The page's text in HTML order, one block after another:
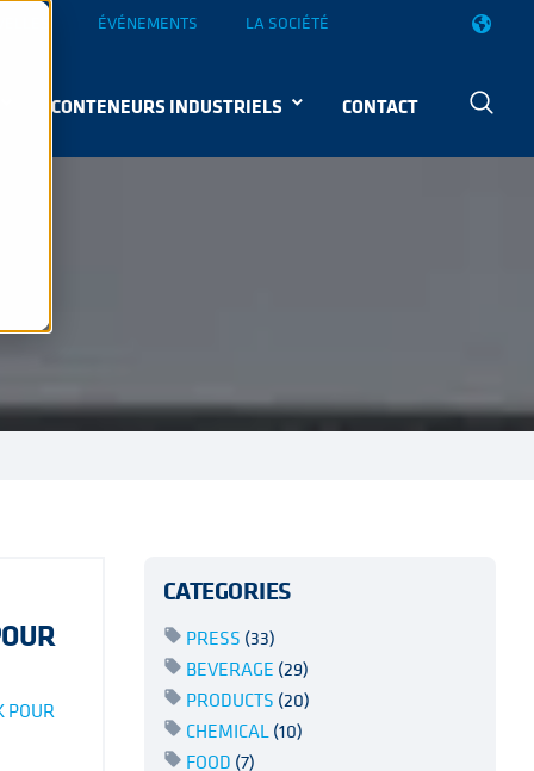
ÉVÉNEMENTS LA SOCIÉTÉ
CONTENEURS INDUSTRIELS CONTACT
POUR
CATEGORIES
PRESS (33)
BEVERAGE (29)
PRODUCTS (20)
CHEMICAL(10)
FOOD (7)